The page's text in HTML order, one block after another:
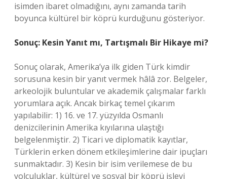
isimden ibaret olmadığını, aynı zamanda tarih
boyunca kültürel bir köprü kurduğunu gösteriyor.
Sonuç: Kesin Yanıt mı, Tartışmalı Bir Hikaye mi?
Sonuç olarak, Amerika’ya ilk giden Türk kimdir
sorusuna kesin bir yanıt vermek hâlâ zor. Belgeler,
arkeolojik buluntular ve akademik çalışmalar farklı
yorumlara açık. Ancak birkaç temel çıkarım
yapılabilir: 1) 16. ve 17. yüzyılda Osmanlı
denizcilerinin Amerika kıyılarına ulaştığı
belgelenmiştir. 2) Ticari ve diplomatik kayıtlar,
Türklerin erken dönem etkileşimlerine dair ipuçları
sunmaktadır. 3) Kesin bir isim verilemese de bu
yolculuklar, kültürel ve sosyal bir köprü işlevi